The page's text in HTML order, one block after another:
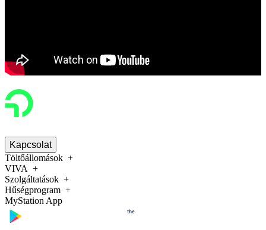
Kapcsolat
Töltőállomások
VIVA
Szolgáltatások
Hűségprogram
MyStation App